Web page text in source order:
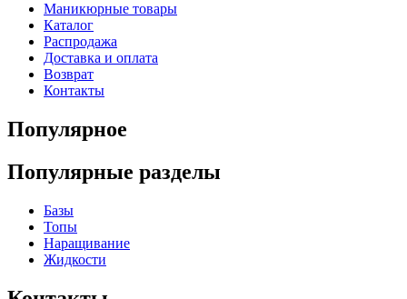
Маникюрные товары
Каталог
Распродажа
Доставка и оплата
Возврат
Контакты
Популярное
Популярные разделы
Базы
Топы
Наращивание
Жидкости